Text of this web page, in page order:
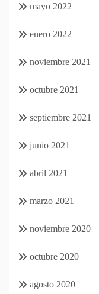
mayo 2022
enero 2022
noviembre 2021
octubre 2021
septiembre 2021
junio 2021
abril 2021
marzo 2021
noviembre 2020
octubre 2020
agosto 2020